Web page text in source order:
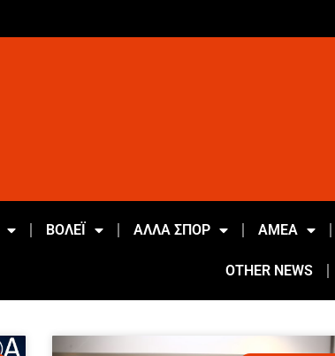
ΒΟΛΕΪ ΑΛΛΑ ΣΠΟΡ ΑΜΕΑ
OTHER NEWS